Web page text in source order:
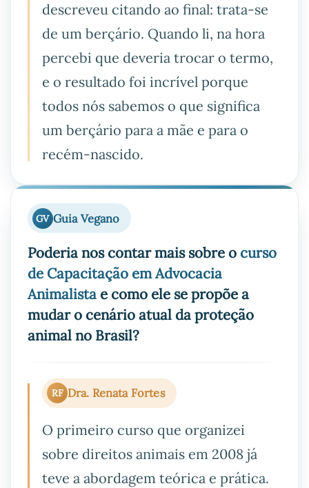
descreveu citando ao final: trata-se
de um berçário. Quando li, na hora
percebi que deveria trocar o termo,
e o resultado foi incrível porque
todos nós sabemos o que significa
um berçário para a mãe e para o
recém-nascido.
GV Guia Vegano
Poderia nos contar mais sobre ocurso
de Capacitação em Advocacia
Animalistae como ele se propõe a
mudar o cenário atual da proteção
animal no Brasil?
RF Dra. Renata Fortes
O primeiro curso que organizei
sobre direitos animais em 2008 já
teve a abordagem teórica e prática.